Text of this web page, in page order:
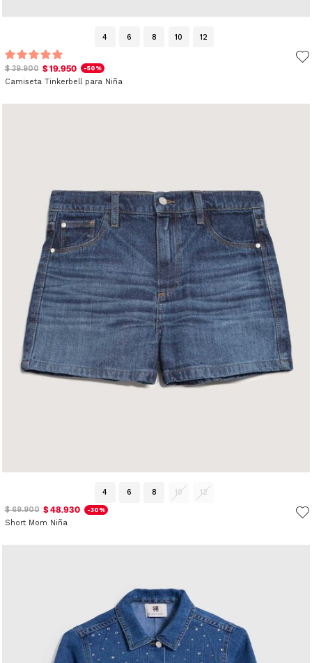
4 6 8 10 12
$ 39.900 $ 19.950 -50%
Camiseta Tinkerbell para Niña
4 6 8 10
12
$ 69.900 $ 48.930 -30%
Short Mom Niña